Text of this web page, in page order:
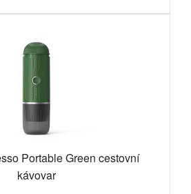
Portable Green cestovní
kávovar